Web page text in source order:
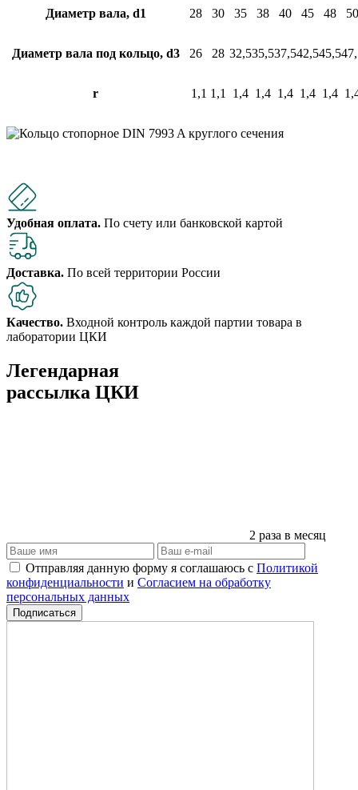
Диаметр вала, d1 28 30 35 38 40 45 48 50
Диаметр вала под кольцо, d3 26 28 32,535,537,542,545,5
r 1,1 1,1 1,4 1,4 1,4 1,4 1,4
Удобная оплата. По счету или банковской картой
Доставка. По всей территории России
Качество. Входной контроль каждой партии товара в
лаборатории ЦКИ
Легендарная
рассылка ЦКИ
2 раза в месяц
Отправляя данную форму я соглашаюсь с Политикой
конфиденциальности и Согласием на обработку
персональных данных
Подписаться